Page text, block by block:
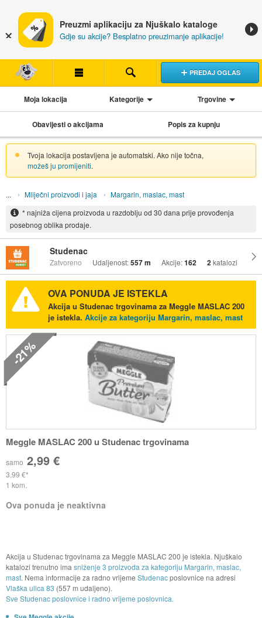
Preuzmi aplikaciju za Njuškalo kataloge
Gdje su akcije? Besplatno preuzimanje aplikacije!
PREDAJ OGLAS
Moja lokacija Kategorije Trgovine
Obavijesti o akcijama Popis za kupnju
Tvoja lokacija postavljena je automatski. Ako nije točna,
možeš ju promijeniti.
Mliječni proizvodi i jaja
Margarin, maslac, mast
* najniža cijena proizvoda u razdoblju od 30 dana prije provođenja
posebnog oblika prodaje.
Studenac
Zatvoreno Udaljenost:557 m Akcije:162 2katalozi
OVA PONUDA JE ISTEKLA
Akcija u Studenac trgovinama za Meggle MASLAC 200
je istekla. Akcije za kategoriju Margarin, maslac, mast
-21%
Meggle MASLAC 200 u Studenac trgovinama
samo 2,99 €
3,99 €
1 kom.
Ova ponuda je neaktivna
Akcija u Studenac trgovinama za Meggle MASLAC 200 je istekla. Njuškalo
katalozi trenutno ima sniženje 3 proizvoda za kategoriju Margarin, maslac,
mast. Nema informacije za radno vrijeme Studenacposlovnice na adresi
Vlaška ulica 83 (557 m udaljeno).
Sve Studenac poslovnice i radno vrijeme poslovnica.